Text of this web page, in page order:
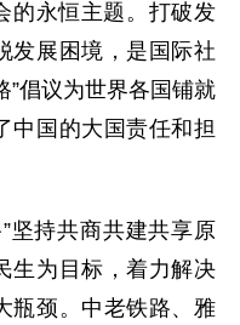
的永恒主题。打破发
发展困境，是国际社
”倡议为世界各国铺就
中国的大国责任和担
坚持共商共建共享原
生为目标，着力解决
瓶颈。中老铁路、雅